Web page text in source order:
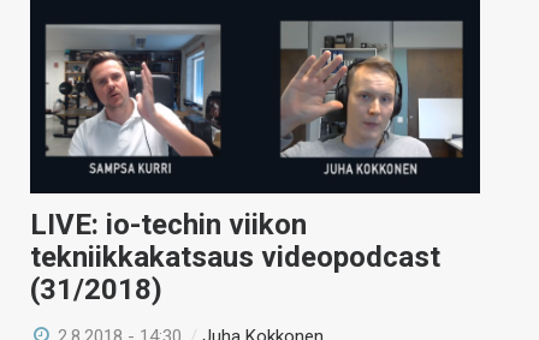
LIVE: io-techin viikon
tekniikkakatsaus videopodcast
(31/2018)